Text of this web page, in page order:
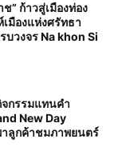
” ก้าวสู่เมืองท่อง
มืองแห่งศรัทธา
วงจร Na khon Si
จกรรมแทนคำ
New Day
าลูกค้าชมภาพยนตร์